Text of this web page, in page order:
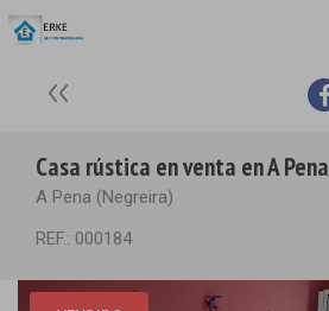
Casa rústica en venta en A Pena
A Pena (Negreira)
REF.: 000184